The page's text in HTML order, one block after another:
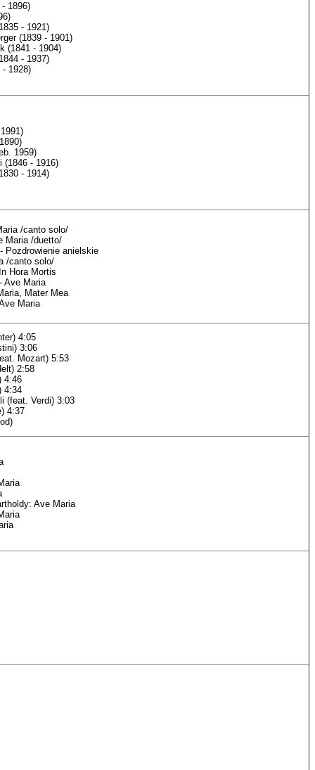
1896)
- 1921)
(1839 - 1901)
(1841 - 1904)
- 1937)
1928)
1959)
(1846 - 1916)
- 1914)
/canto solo/
Maria /duetto/
Pozdrowienie anielskie
/canto solo/
Hora Mortis
Ave Maria
Mater Mea
Maria
4:05
3:06
Mozart) 5:53
2:58
4:46
4:34
(feat. Verdi) 3:03
4:37
Ave Maria